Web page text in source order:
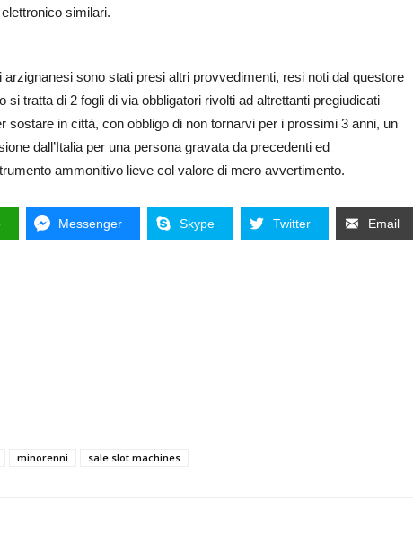
similari.
arzignanesi sono stati presi altri provvedimenti, resi noti dal questore
si tratta di 2 fogli di via obbligatori rivolti ad altrettanti pregiudicati
sostare in città, con obbligo di non tornarvi per i prossimi 3 anni, un
dall’Italia per una persona gravata da precedenti ed
ammonitivo lieve col valore di mero avvertimento.
Messenger Skype Twitter Email
minorenni sale slot machines